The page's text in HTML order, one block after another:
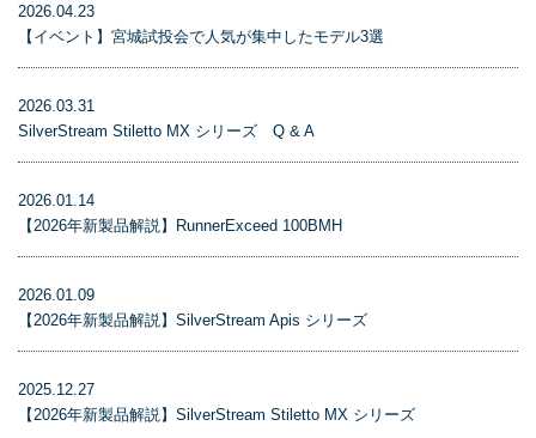
2026.04.23
【イベント】宮城試投会で人気が集中したモデル3選
2026.03.31
SilverStream Stiletto MX シリーズ Q & A
2026.01.14
【2026年新製品解説】RunnerExceed 100BMH
2026.01.09
【2026年新製品解説】SilverStream Apis シリーズ
2025.12.27
【2026年新製品解説】SilverStream Stiletto MX シリーズ